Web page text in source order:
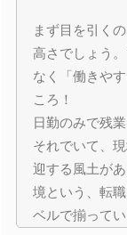
まず目を引く
高さでしょう
なく「働きや
ころ！
日勤のみで残
それでいて、
迎する風土が
境という、転
ベルで揃って